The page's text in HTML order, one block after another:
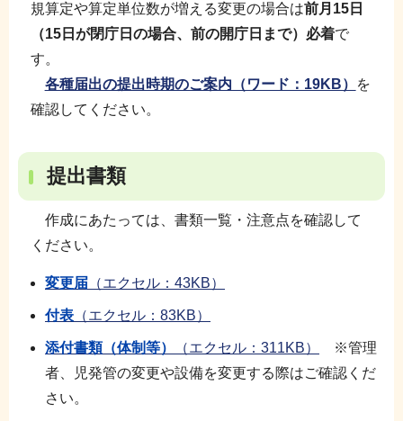
規算定や算定単位数が増える変更の場合は前月15日
（15日が閉庁日の場合、前の開庁日まで）必着で
す。
各種届出の提出時期のご案内（ワード：19KB）
を
確認してください。
提出書類
作成にあたっては、書類一覧・注意点を確認して
ください。
変更届 （エクセル：43KB）
付表 （エクセル：83KB）
添付書類（体制等） （エクセル：311KB）
※管理
者、児発管の変更や設備を変更する際はご確認くだ
さい。